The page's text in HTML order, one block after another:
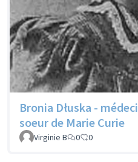
Bronia Dłuska -
soeur de Marie Curie
Virginie B 0 0